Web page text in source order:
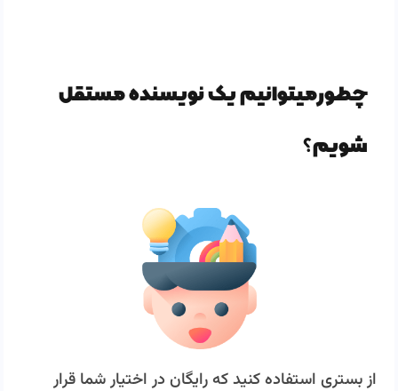
چطورمیتوانیم یک نویسنده مستقل
شویم؟
از بستری استفاده کنید که رایگان در اختیار شما قرار